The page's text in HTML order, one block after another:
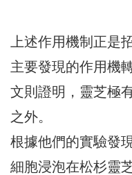
上述作用機制正是
主要發現的作用機
文則證明，靈芝極
之外。
根據他們的實驗發
細胞浸泡在松杉靈